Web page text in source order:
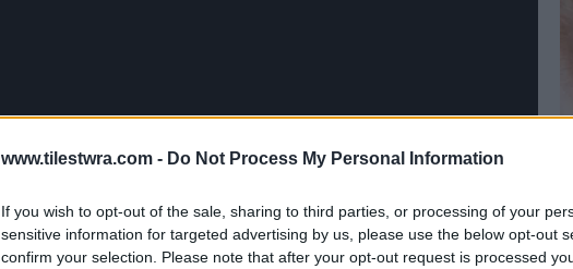
www.tilestwra.com - Do Not Process My Personal Information
If you wish to opt-out of the sale, sharing to third parties, or processing of your
sensitive information for targeted advertising by us, please use the below opt-out
confirm your selection. Please note that after your opt-out request is processed